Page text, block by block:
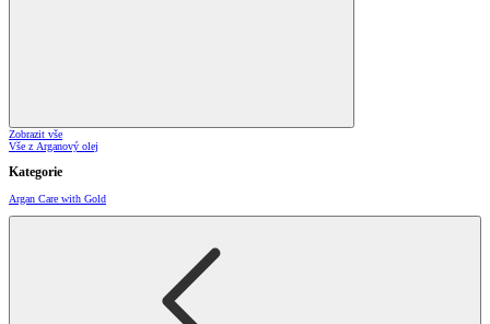
Zobrazit vše
Vše z Arganový olej
Kategorie
Argan Care with Gold